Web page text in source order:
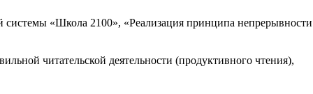
«Школа 2100», «Реализация принципа непрерывности
читательской деятельности (продуктивного чтения),